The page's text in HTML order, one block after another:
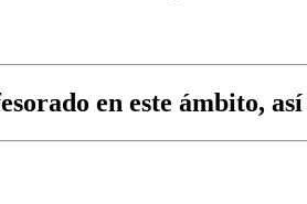
en este ámbito,